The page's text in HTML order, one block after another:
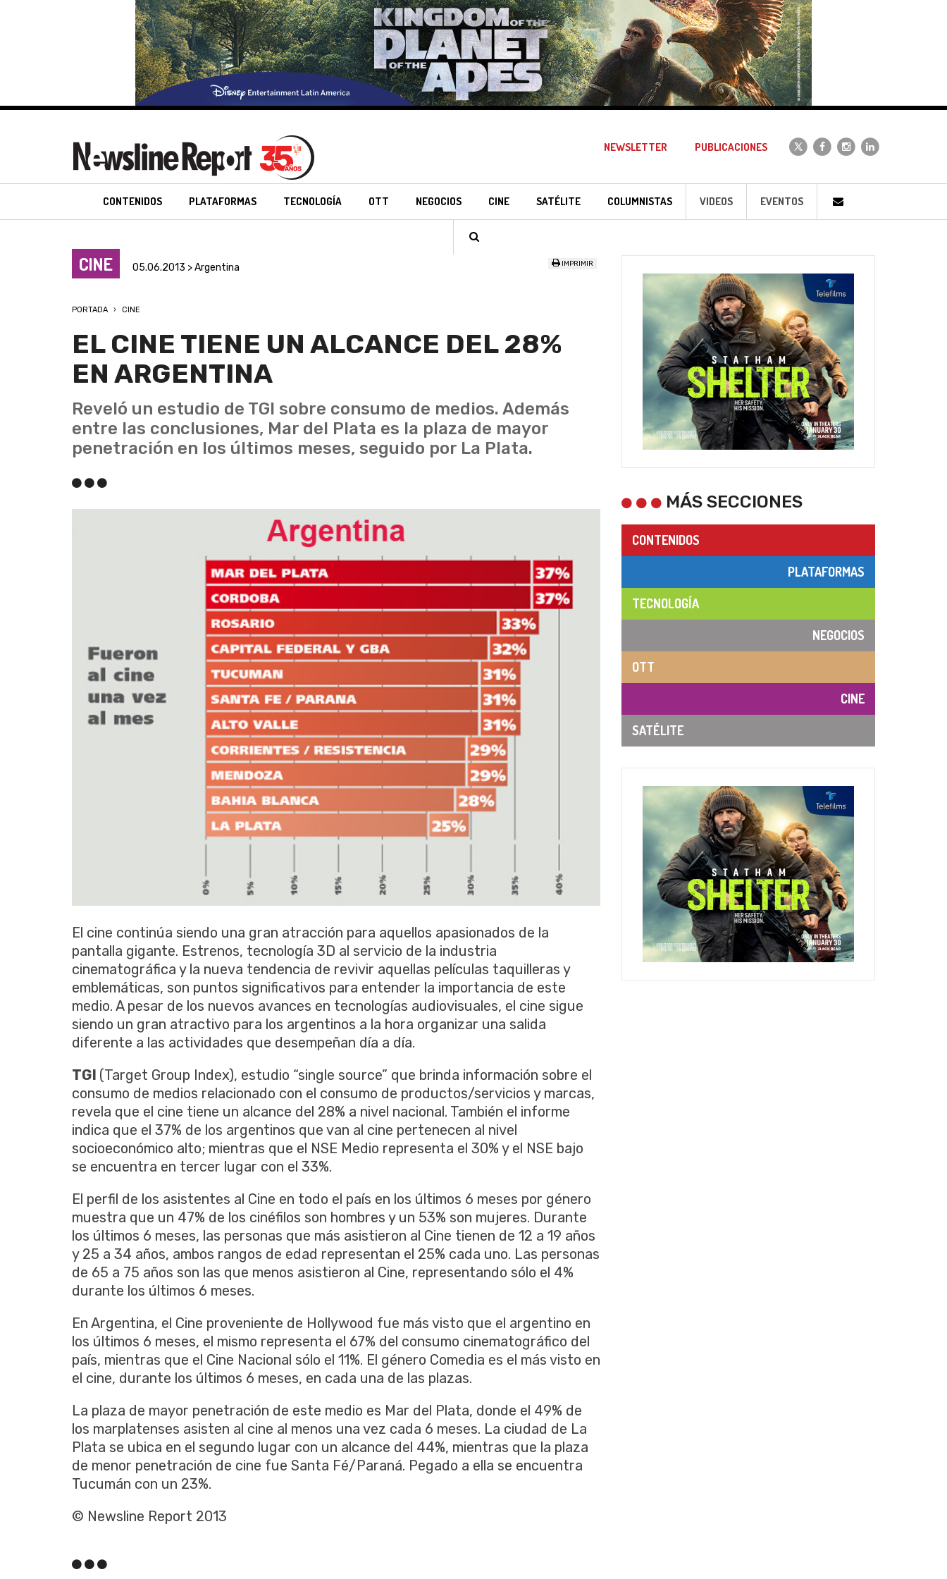
NEWSLETTER PUBLICACIONES
CONTENIDOS PLATAFORMAS TECNOLOGÍA OTT NEGOCIOS CINE SATÉLITE COLUMNISTAS VIDEOS EVENTOS
CINE 05.06.2013 > Argentina IMPRIMIR
PORTADA CINE
EL CINE TIENE UN ALCANCE DEL 28%
EN ARGENTINA
Reveló un estudio de TGI sobre consumo de medios. Además
entre las conclusiones, Mar del Plata es la plaza de mayor
penetración en los últimos meses, seguido por La Plata.
El cine continúa siendo una gran atracción para aquellos apasionados de la
pantalla gigante. Estrenos, tecnología 3D al servicio de la industria
cinematográfica y la nueva tendencia de revivir aquellas películas taquilleras y
emblemáticas, son puntos significativos para entender la importancia de este
medio. A pesar de los nuevos avances en tecnologías audiovisuales, el cine sigue
siendo un gran atractivo para los argentinos a la hora organizar una salida
diferente a las actividades que desempeñan día a día.
TGI (Target Group Index), estudio “single source” que brinda información sobre el
consumo de medios relacionado con el consumo de productos/servicios y marcas,
revela que el cine tiene un alcance del 28% a nivel nacional. También el informe
indica que el 37% de los argentinos que van al cine pertenecen al nivel
socioeconómico alto; mientras que el NSE Medio representa el 30% y el NSE bajo
se encuentra en tercer lugar con el 33%.
El perfil de los asistentes al Cine en todo el país en los últimos 6 meses por género
muestra que un 47% de los cinéfilos son hombres y un 53% son mujeres. Durante
los últimos 6 meses, las personas que más asistieron al Cine tienen de 12 a 19 años
y 25 a 34 años, ambos rangos de edad representan el 25% cada uno. Las personas
de 65 a 75 años son las que menos asistieron al Cine, representando sólo el 4%
durante los últimos 6 meses.
En Argentina, el Cine proveniente de Hollywood fue más visto que el argentino en
los últimos 6 meses, el mismo representa el 67% del consumo cinematográfico del
país, mientras que el Cine Nacional sólo el 11%. El género Comedia es el más visto en
el cine, durante los últimos 6 meses, en cada una de las plazas.
La plaza de mayor penetración de este medio es Mar del Plata, donde el 49% de
los marplatenses asisten al cine al menos una vez cada 6 meses. La ciudad de La
Plata se ubica en el segundo lugar con un alcance del 44%, mientras que la plaza
de menor penetración de cine fue Santa Fé/Paraná. Pegado a ella se encuentra
Tucumán con un 23%.
© Newsline Report 2013
MÁS SECCIONES
CONTENIDOS
PLATAFORMAS
TECNOLOGÍA
NEGOCIOS
OTT
CINE
SATÉLITE